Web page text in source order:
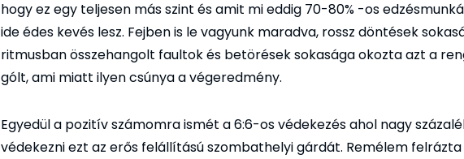
hogy ez egy teljesen más szint és amit mi eddig 70-80% -os
ide édes kevés lesz. Fejben is le vagyunk maradva, rossz döntések
ritmusban összehangolt faultok és betörések sokasága okozta azt a
gólt, ami miatt ilyen csúnya a végeredmény.
Egyedül a pozitív számomra ismét a 6:6-os védekezés ahol nagy
védekezni ezt az erős felállítású szombathelyi gárdát. Remélem